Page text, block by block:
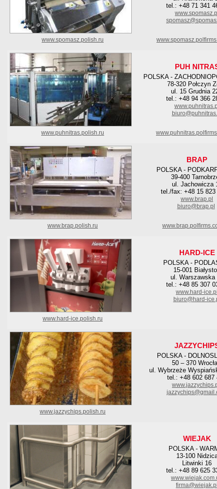
tel.: +48 71 341
www.spomasz.polish.ru
PUH
POLSKA -
78-320 Połczyn
ul. 15 Grudnia
tel.: +48 94 366
www.puhnitras.polish.ru
BRAP
POLSKA -
39-400
ul. Jachowicza
tel./fax: +48 15 823
www.brap.pl
biuro@brap.pl
www.brap.polish.ru
HARD-ICE
POLSKA -
15-001
ul. Warszawska
tel.: +48 85 307
www.hard-
biuro@hard-
www.hard-ice.polish.ru
POLSKA -
50 – 370
ul. Wybrzeże
tel.: +48 602 687
www.jazzychips.polish.ru
WIEJAK
POLSKA -
13-100
Litwinki 16
tel.: +48 89 625